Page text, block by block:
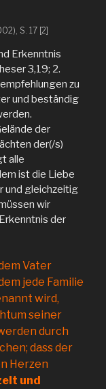
S. 17 [2]
Erkenntnis
3,19; 2.
zu
und beständig
der
der(/s)
alle
ist die Liebe
und gleichzeitig
wir
der
Vater
jede Familie
wird,
seiner
durch
dass der
Herzen
und